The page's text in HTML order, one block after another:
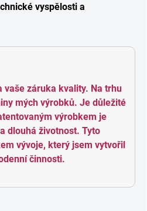
vyspělosti a
vaše záruka kvality. Na trhu
mých výrobků. Je důležité
výrobkem je
dlouhá životnost. Tyto
vývoje, který jsem vytvořil
činnosti.